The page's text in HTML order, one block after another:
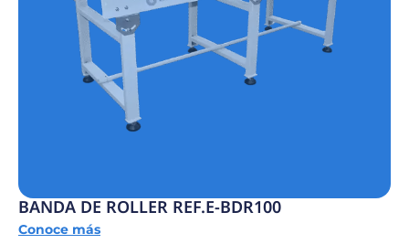
BANDA DE ROLLER REF.E-BDR100
Conoce más